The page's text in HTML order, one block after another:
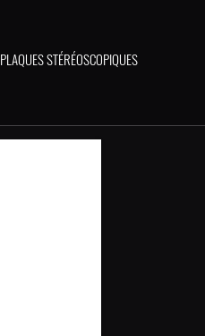
PLAQUES STÉRÉOSCOPIQUES